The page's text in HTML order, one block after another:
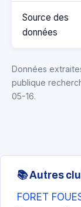
Source des
données
Données
publique
05-16.
📚 Autres
FORET